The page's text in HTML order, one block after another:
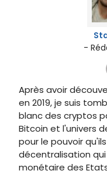
-
Après avoir
en 2019, je suis
blanc des cryptos
Bitcoin et l'univers
pour le pouvoir
décentralisation
monétaire des